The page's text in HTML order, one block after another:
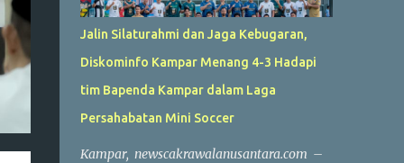
Jalin Silaturahmi dan Jaga Kebugaran,
Diskominfo Kampar Menang 4-3 Hadapi
tim Bapenda Kampar dalam Laga
Persahabatan Mini Soccer
Kampar, newscakrawalanusantara.com –